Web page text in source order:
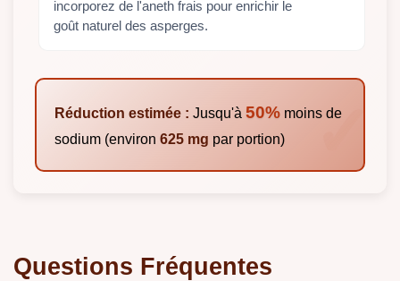
incorporez de l'aneth frais pour enrichir le
goût naturel des asperges.
Réduction estimée : Jusqu'à 50% moins de
sodium (environ 625 mg par portion)
Questions Fréquentes